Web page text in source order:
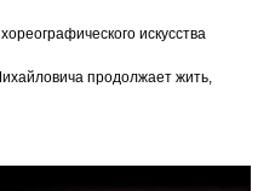
искусства
продолжает жить,